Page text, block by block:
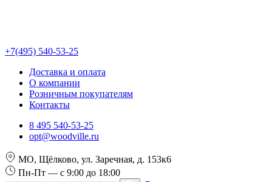
+7(495) 540-53-25
Доставка и оплата
О компании
Розничным покупателям
Контакты
8 495 540-53-25
opt@woodville.ru
МО, Щёлково, ул. Заречная, д. 153к6
Пн-Пт — с 9:00 до 18:00